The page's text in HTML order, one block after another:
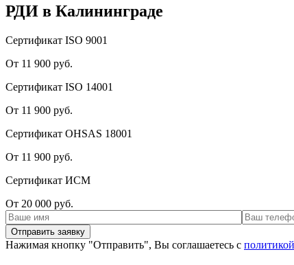
РДИ в Калининграде
Сертификат ISO 9001
От 11 900 руб.
Сертификат ISO 14001
От 11 900 руб.
Сертификат OHSAS 18001
От 11 900 руб.
Сертификат ИСМ
От 20 000 руб.
Нажимая кнопку "Отправить", Вы соглашаетесь с